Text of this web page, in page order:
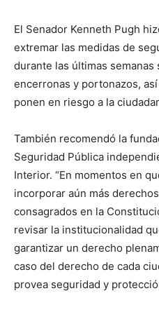
El Senador Kenneth Pugh
extremar las medidas de
durante las últimas semanas
encerronas y portonazos,
ponen en riesgo a la
También recomendó la
Seguridad Pública
Interior. “En momentos en
incorporar aún más
consagrados en la
revisar la institucionalidad
garantizar un derecho
caso del derecho de cada
provea seguridad y